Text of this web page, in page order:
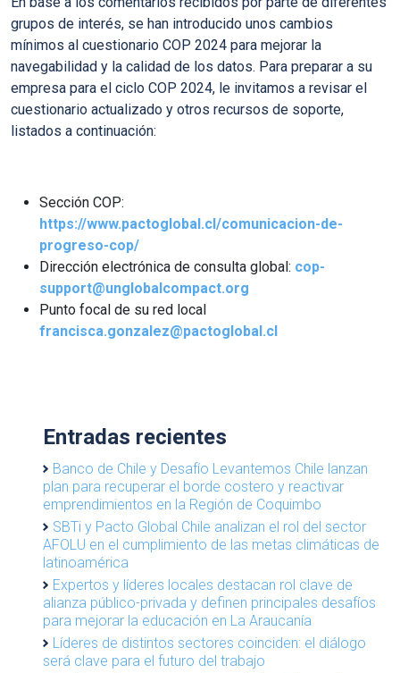
grupos de interés, se han introducido unos cambios
mínimos al cuestionario COP 2024 para mejorar la
navegabilidad y la calidad de los datos. Para preparar a su
empresa para el ciclo COP 2024, le invitamos a revisar el
cuestionario actualizado y otros recursos de soporte,
listados a continuación:
Sección COP:
https://www.pactoglobal.cl/comunicacion-de-
progreso-cop/
Dirección electrónica de consulta global: cop-
support@unglobalcompact.org
Punto focal de su red local
francisca.gonzalez@pactoglobal.cl
Entradas recientes
Banco de Chile y Desafío Levantemos Chile lanzan
plan para recuperar el borde costero y reactivar
emprendimientos en la Región de Coquimbo
SBTi y Pacto Global Chile analizan el rol del sector
AFOLU en el cumplimiento de las metas climáticas de
latinoamérica
Expertos y líderes locales destacan rol clave de
alianza público-privada y definen principales desafíos
para mejorar la educación en La Araucanía
Líderes de distintos sectores coinciden: el diálogo
será clave para el futuro del trabajo